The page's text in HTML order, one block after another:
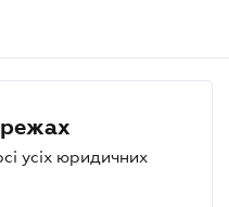
усіх юридичних